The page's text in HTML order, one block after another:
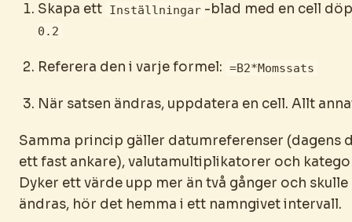
Skapa ett Inställningar -blad med en cell
0.2
Referera den i varje formel: =B2*Momssats
När satsen ändras, uppdatera en cell. Allt
Samma princip gäller datumreferenser (dagens
ett fast ankare), valutamultiplikatorer och
Dyker ett värde upp mer än två gånger och skulle
ändras, hör det hemma i ett namngivet intervall.